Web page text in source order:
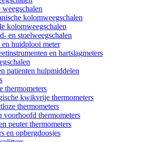
weegschalen
kolomweegschalen
kolomweegschalen
en stoelweegschalen
huidplooi meter
en hartslagmeters
patienten hulpmiddelen
thermometers
kwikvrije thermometers
thermometers
voorhoofd thermometers
peuter thermometers
en opbergdoosjes